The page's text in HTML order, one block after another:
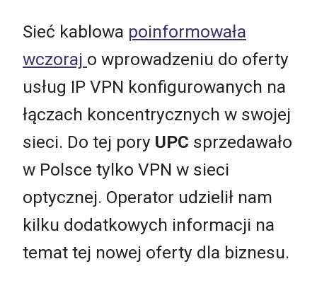
Sieć kablowa poinformowała
wczoraj o wprowadzeniu do oferty
usług IP VPN konfigurowanych na
łączach koncentrycznych w swojej
sieci. Do tej pory UPC sprzedawało
w Polsce tylko VPN w sieci
optycznej. Operator udzielił nam
kilku dodatkowych informacji na
temat tej nowej oferty dla biznesu.